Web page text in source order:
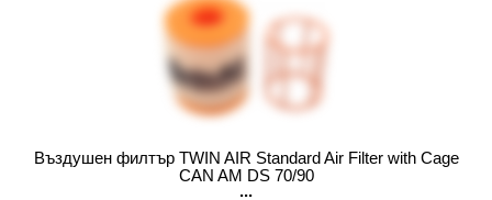
Въздушен филтър TWIN AIR Standard Air Filter with Cage
CAN AM DS 70/90